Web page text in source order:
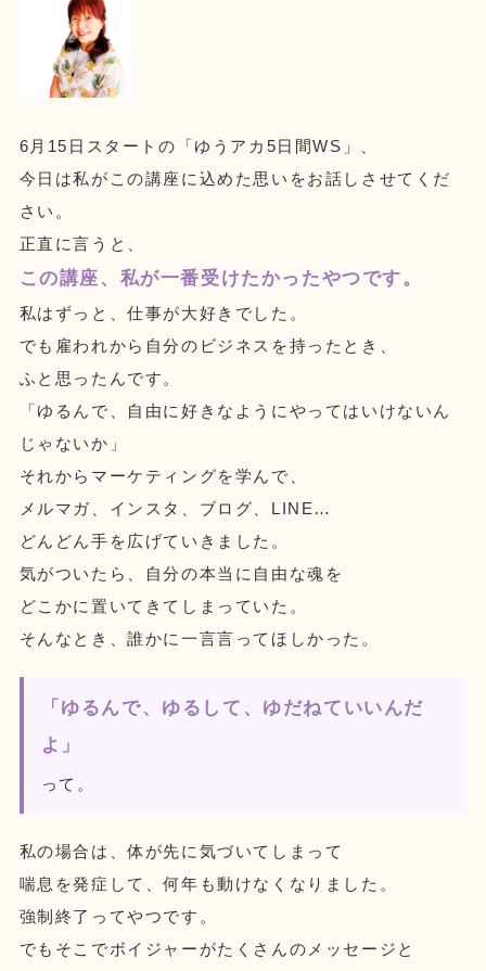
6月15日スタートの「ゆうアカ5日間WS」、
今日は私がこの講座に込めた思いをお話しさせてくだ
さい。
正直に言うと、
この講座、私が一番受けたかったやつです。
私はずっと、仕事が大好きでした。
でも雇われから自分のビジネスを持ったとき、
ふと思ったんです。
「ゆるんで、自由に好きなようにやってはいけないん
じゃないか」
それからマーケティングを学んで、
メルマガ、インスタ、ブログ、LINE…
どんどん手を広げていきました。
気がついたら、自分の本当に自由な魂を
どこかに置いてきてしまっていた。
そんなとき、誰かに一言言ってほしかった。
「ゆるんで、ゆるして、ゆだねていいんだ
よ」
って。
私の場合は、体が先に気づいてしまって
喘息を発症して、何年も動けなくなりました。
強制終了ってやつです。
でもそこでボイジャーがたくさんのメッセージと